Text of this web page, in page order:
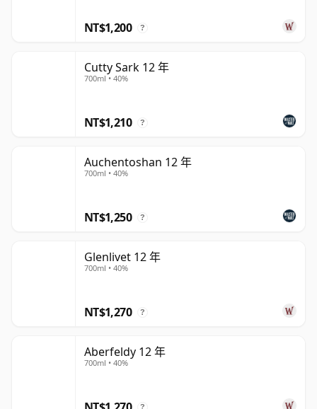
NT$1,200 ?
Cutty Sark 12 年
700ml • 40%
NT$1,210 ?
Auchentoshan 12 年
700ml • 40%
NT$1,250 ?
Glenlivet 12 年
700ml • 40%
NT$1,270 ?
Aberfeldy 12 年
700ml • 40%
?